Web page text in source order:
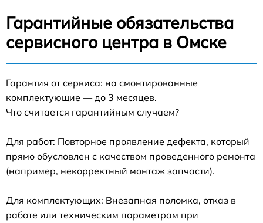
Гарантийные обязательства
сервисного центра в Омске
Гарантия от сервиса: на смонтированные
комплектующие — до 3 месяцев.
Что считается гарантийным случаем?
Для работ: Повторное проявление дефекта, который
прямо обусловлен с качеством проведенного ремонта
(например, некорректный монтаж запчасти).
Для комплектующих: Внезапная поломка, отказ в
работе или техническим параметрам при